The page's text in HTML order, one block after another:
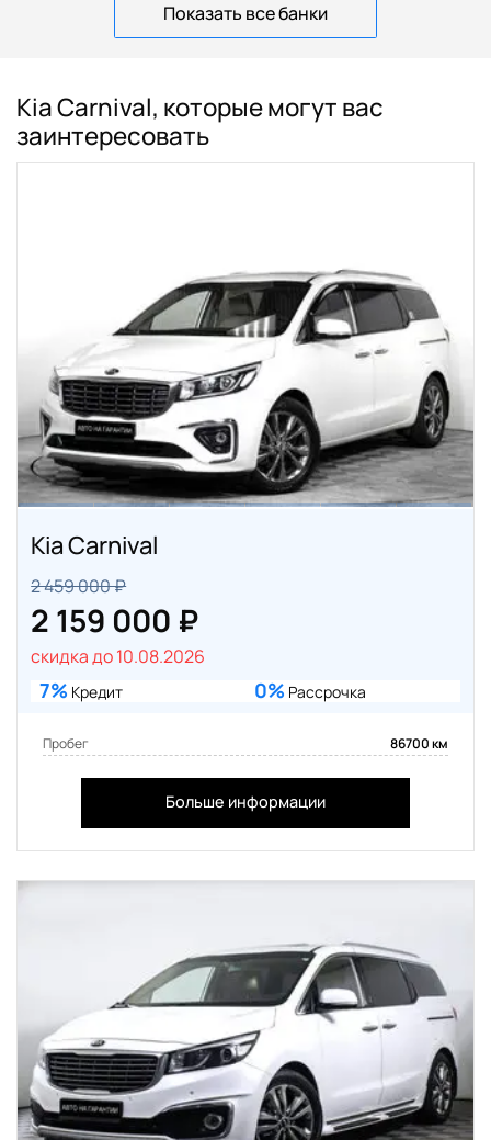
Показать все банки
Kia Carnival, которые могут вас
заинтересовать
Kia Carnival
2 459 000 ₽
2 159 000 ₽
скидка до 10.08.2026
7% Кредит 0% Рассрочка
Пробег 86700 км
Больше информации